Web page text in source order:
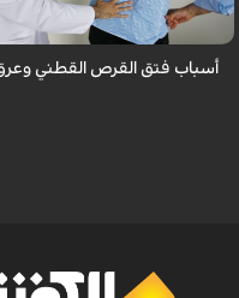
أسباب فتق القرص القطني